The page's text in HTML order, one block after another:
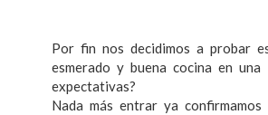
Por fin nos decidimos a probar
esmerado y buena cocina en
expectativas?
Nada más entrar ya